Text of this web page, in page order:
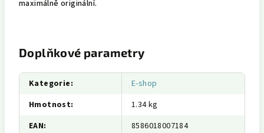
maximálně originální.
Doplňkové parametry
Kategorie:
E-shop
Hmotnost:
1.34 kg
EAN: 8586018007184